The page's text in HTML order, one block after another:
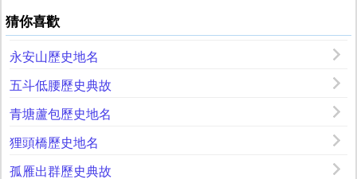
猜你喜歡
永安山歷史地名
五斗低腰歷史典故
青塘蘆包歷史地名
狸頭橋歷史地名
孤雁出群歷史典故